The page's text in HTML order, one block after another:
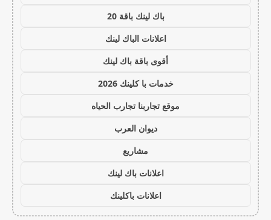
باك لينك باقة 20
اعلانات الباك لينك
أقوى باقة باك لينك
خدمات با كلينك 2026
موقع تجاربنا تجارب الحياه
ديوان العرب
مشاريع
اعلانات باك لينك
اعلانات باكلينك